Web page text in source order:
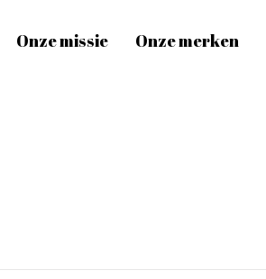
Onze missie Onze merken